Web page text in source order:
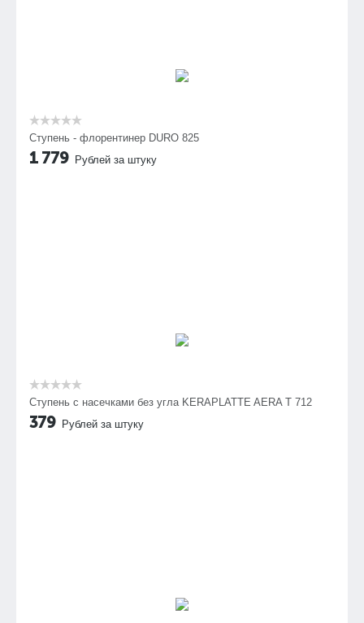
Ступень - флорентинер DURO 825
1 779 Рублей за штуку
Cтупень с насечками без угла KERAPLATTE AERA T 712
379 Рублей за штуку